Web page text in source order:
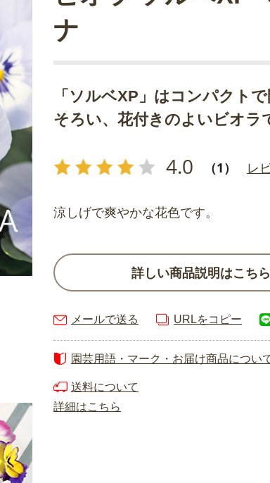
「ソルベXP」はコンパクトで
そろい、花付きのよいビオラ
4.0 （1） レ
ナ
涼しげで爽やかな花色です。
詳細はこちら
詳しい商品説明はこちら
メールで送る URLをコピー
園芸用語・マーク・お届け商品につい
送料について